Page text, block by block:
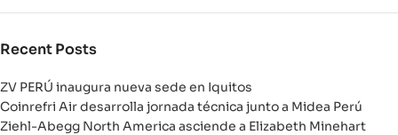
Recent Posts
ZV PERÚ inaugura nueva sede en Iquitos
Coinrefri Air desarrolla jornada técnica junto a Midea Perú
Ziehl-Abegg North America asciende a Elizabeth Minehart